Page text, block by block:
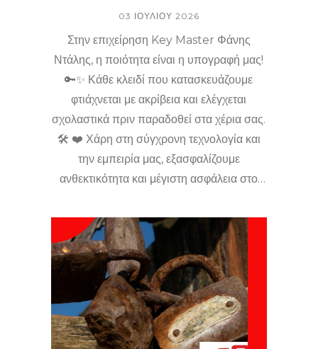
03 ΙΟΥΛΊΟΥ 2026
Στην επιχείρηση Key Master Φάνης
Ντάλης, η ποιότητα είναι η υπογραφή μας!
🔑✨ Κάθε κλειδί που κατασκευάζουμε
φτιάχνεται με ακρίβεια και ελέγχεται
σχολαστικά πριν παραδοθεί στα χέρια σας.
🛠️ ❤️ Χάρη στη σύγχρονη τεχνολογία και
την εμπειρία μας, εξασφαλίζουμε
ανθεκτικότητα και μέγιστη ασφάλεια στο
σας. 🔒🏠🚙 Εγγυόμαστε την απόλυτη
λειτουργικότητα σε κάθε υπηρεσία – από
αντικλείδια αυτοκινήτου έως
αντικατάσταση και επισκευές κλειδαριών!
🔁 🔐 Θέλετε ασφάλεια χωρίς
συμβιβασμούς; Επισκεφθείτε μας σήμερα
στο Κιάτο ή καλέστε για άμεση